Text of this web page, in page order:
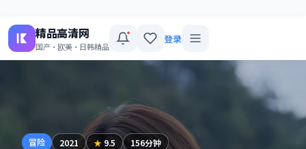
精品高清网
国产·欧美·日韩精品
登录
冒险 2021 ★ 9.5 156分钟